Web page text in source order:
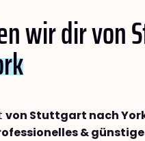
wir dir von
von Stuttgart nach
&